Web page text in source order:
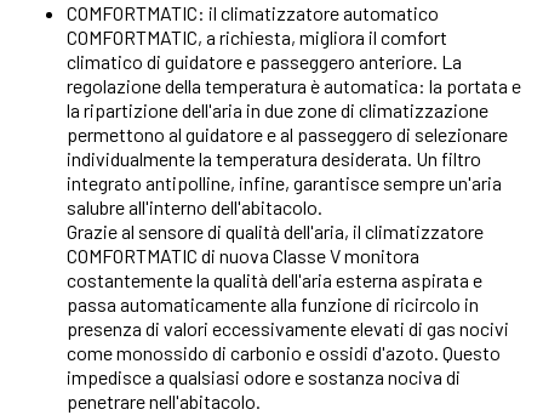
COMFORTMATIC: il climatizzatore automatico
COMFORTMATIC, a richiesta, migliora il comfort
climatico di guidatore e passeggero anteriore. La
regolazione della temperatura è automatica: la portata e
la ripartizione dell'aria in due zone di climatizzazione
permettono al guidatore e al passeggero di selezionare
individualmente la temperatura desiderata. Un filtro
integrato antipolline, infine, garantisce sempre un'aria
salubre all'interno dell'abitacolo.
Grazie al sensore di qualità dell'aria, il climatizzatore
COMFORTMATIC di nuova Classe V monitora
costantemente la qualità dell'aria esterna aspirata e
passa automaticamente alla funzione di ricircolo in
presenza di valori eccessivamente elevati di gas nocivi
come monossido di carbonio e ossidi d'azoto. Questo
impedisce a qualsiasi odore e sostanza nociva di
penetrare nell'abitacolo.